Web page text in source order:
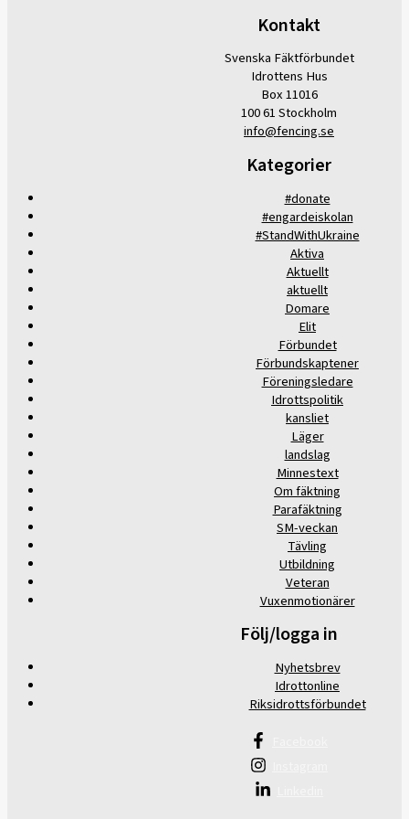
Kontakt
Svenska Fäktförbundet
Idrottens Hus
Box 11016
100 61 Stockholm
info@fencing.se
Kategorier
#donate
#engardeiskolan
#StandWithUkraine
Aktiva
Aktuellt
aktuellt
Domare
Elit
Förbundet
Förbundskaptener
Föreningsledare
Idrottspolitik
kansliet
Läger
landslag
Minnestext
Om fäktning
Parafäktning
SM-veckan
Tävling
Utbildning
Veteran
Vuxenmotionärer
Följ/logga in
Nyhetsbrev
Idrottonline
Riksidrottsförbundet